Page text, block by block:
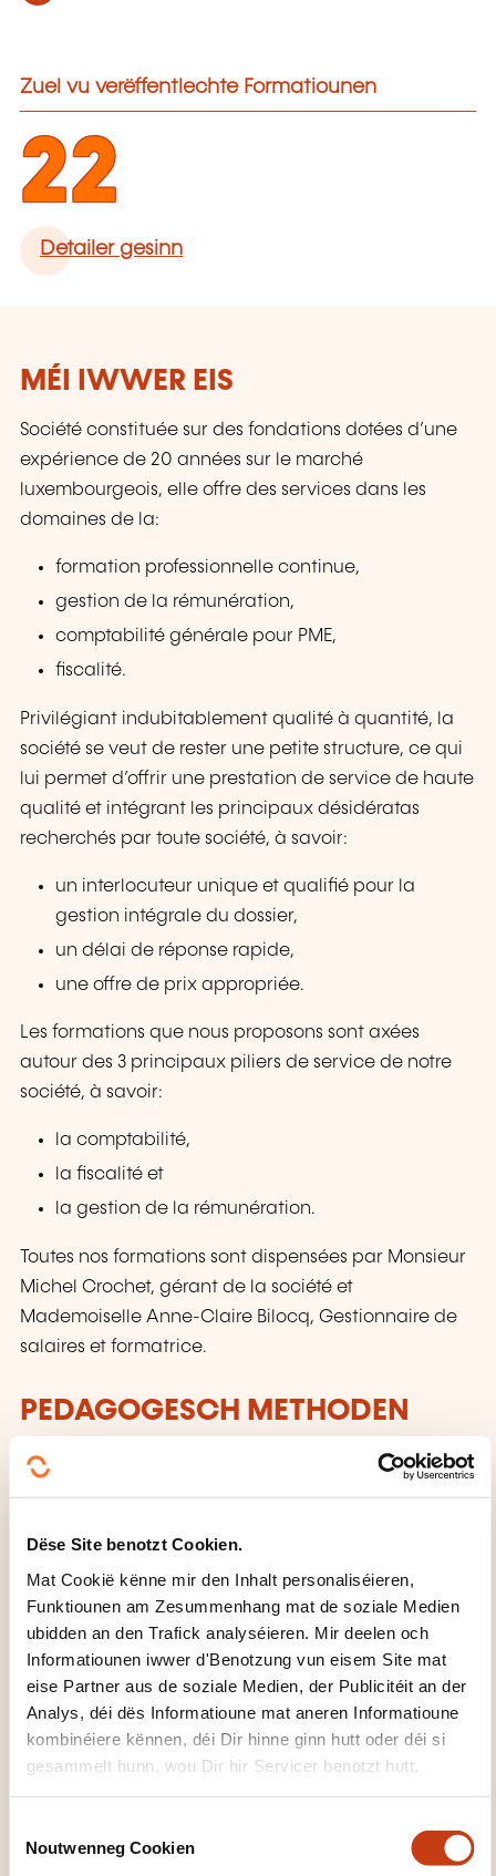
Dëse Site benotzt Cookien.
Mat Cookië kënne mir den Inhalt personaliséieren,
Funktiounen am Zesummenhang mat de soziale Medien
ubidden an den Trafick analyséieren. Mir deelen och
Informatiounen iwwer d'Benotzung vun eisem Site mat
eise Partner aus de soziale Medien, der Publicitéit an der
Analys, déi dës Informatioune mat aneren Informatioune
kombinéiere kënnen, déi Dir hinne ginn hutt oder déi si
gesammelt hunn, wou Dir hir Servicer benotzt hutt.
Noutwenneg Cookien
Zuel vu verëffentlechte Formatiounen
22
Detailer gesinn
MÉI IWWER EIS
Société constituée sur des fondations dotées d’une
expérience de 20 années sur le marché
luxembourgeois, elle offre des services dans les
domaines de la:
formation professionnelle continue,
gestion de la rémunération,
comptabilité générale pour PME,
fiscalité.
Privilégiant indubitablement qualité à quantité, la
société se veut de rester une petite structure, ce qui
lui permet d’offrir une prestation de service de haute
qualité et intégrant les principaux désidératas
recherchés par toute société, à savoir:
un interlocuteur unique et qualifié pour la
gestion intégrale du dossier,
un délai de réponse rapide,
une offre de prix appropriée.
Les formations que nous proposons sont axées
autour des 3 principaux piliers de service de notre
société, à savoir:
la comptabilité,
la fiscalité et
la gestion de la rémunération.
Toutes nos formations sont dispensées par Monsieur
Michel Crochet, gérant de la société et
Mademoiselle Anne-Claire Bilocq, Gestionnaire de
salaires et formatrice.
PEDAGOGESCH METHODEN
Difficile d'aborder des matières telles que la
théorique.
De ce fait, nous essayons de transposer au
maximum cette théorie sous forme d'exemples,
d'exercices, de cas pratiques afin que la matière
traitée soit beaucoup plus "parlante" pour chaque
participant.
La pratique au quotidien ainsi qu'un temps "no limit"
de questions-réponses apportent à nos formations